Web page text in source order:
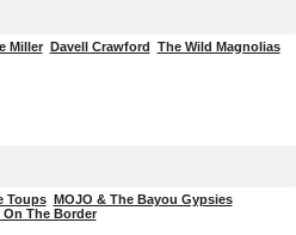
Miller Davell Crawford The Wild Magnolias
Toups MOJO & The Bayou Gypsies
On The Border